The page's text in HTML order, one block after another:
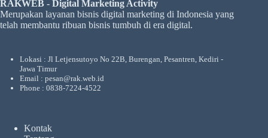
RAKWEB - Digital Marketing Activity
Merupakan layanan bisnis digital marketing di Indonesia yang
telah membantu ribuan bisnis tumbuh di era digital.
Lokasi : Jl Letjensutoyo No 22B, Burengan, Pesantren, Kediri -
Jawa Timur
Email : pesan@rak.web.id
Phone : 0838-7224-4522
Kontak